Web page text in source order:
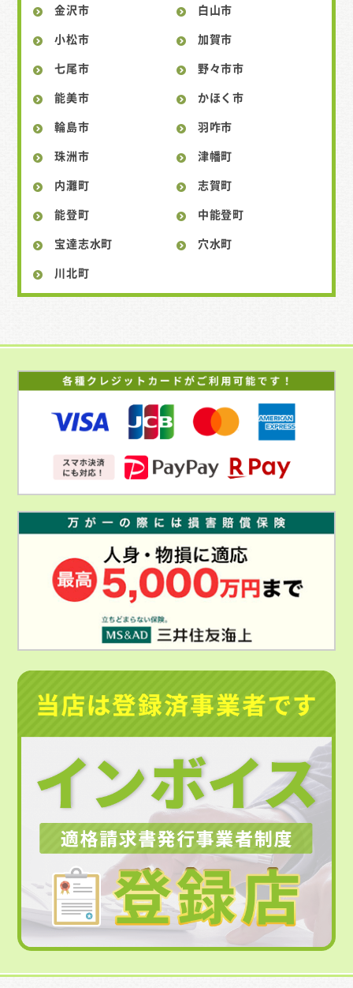
金沢市
白山市
小松市
加賀市
七尾市
野々市市
能美市
かほく市
輪島市
羽咋市
珠洲市
津幡町
内灘町
志賀町
能登町
中能登町
宝達志水町
穴水町
川北町